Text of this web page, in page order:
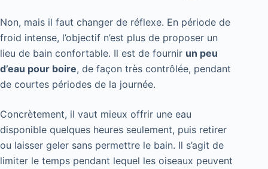
Non, mais il faut changer de réflexe. En période de
froid intense, l’objectif n’est plus de proposer un
lieu de bain confortable. Il est de fournir un peu
d’eau pour boire, de façon très contrôlée, pendant
de courtes périodes de la journée.
Concrètement, il vaut mieux offrir une eau
disponible quelques heures seulement, puis retirer
ou laisser geler sans permettre le bain. Il s’agit de
limiter le temps pendant lequel les oiseaux peuvent